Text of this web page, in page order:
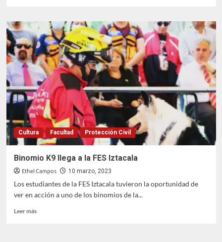
Se
capacita
en
RCP
la
comunidad
iztacalteca
Cultura Facultad Protección Civil
Binomio K9 llega a la FES Iztacala
Ethel Campos 10 marzo, 2023
Los estudiantes de la FES Iztacala tuvieron la oportunidad de
ver en acción a uno de los binomios de la...
Leer másLeer